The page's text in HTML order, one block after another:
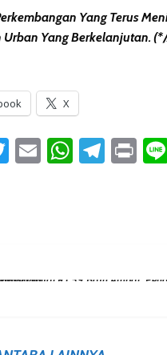
Yang Terus
Urban Yang Berkelanjutan.
X
Twitter
Email
59 Batu Ampar, Pendataan Warga Lebih Cepat Dan Terintegrasi